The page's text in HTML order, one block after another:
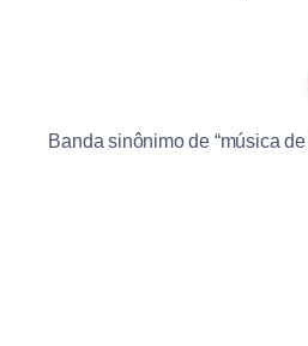
Banda sinônimo de “música